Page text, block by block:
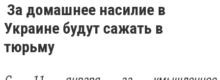
За домашнее насилие в
Украине будут сажать в
тюрьму